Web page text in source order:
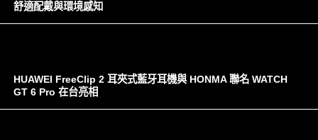
舒適配戴與環境感知
HUAWEI FreeClip 2 耳夾式藍牙耳機與 HONMA 聯名 WATCH
GT 6 Pro 在台亮相